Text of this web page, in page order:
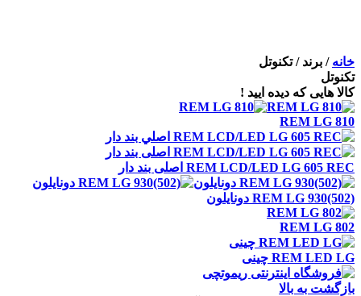
خانه / برند /تکنوتل
تکنوتل
کالا هایی که دیده ایید !
REM LG 810
REM LCD/LED LG 605 REC اصلی بند دار
REM LG 930(502) دونايلون
REM LG 802
REM LED LG چينی
بازگشت به بالا